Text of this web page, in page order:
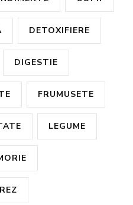
DETOXIFIERE
DIGESTIE
FRUMUSETE
LEGUME